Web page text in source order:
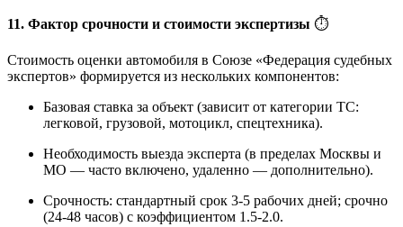
11. Фактор срочности и стоимости экспертизы ⏱️
Стоимость оценки автомобиля в Союзе «Федерация судебных
экспертов» формируется из нескольких компонентов:
Базовая ставка за объект (зависит от категории ТС:
легковой, грузовой, мотоцикл, спецтехника).
Необходимость выезда эксперта (в пределах Москвы и
МО — часто включено, удаленно — дополнительно).
Срочность: стандартный срок 3-5 рабочих дней; срочно
(24-48 часов) с коэффициентом 1.5-2.0.